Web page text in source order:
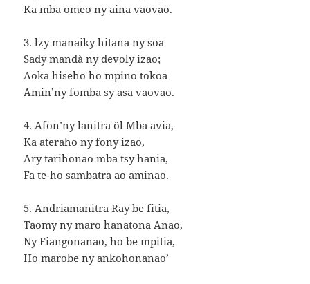
Ka mba omeo ny aina vaovao.
3. lzy manaiky hitana ny soa
Sady mandà ny devoly izao;
Aoka hiseho ho mpino tokoa
Amin’ny fomba sy asa vaovao.
4. Afon’ny lanitra ôl Mba avia,
Ka ateraho ny fony izao,
Ary tarihonao mba tsy hania,
Fa te-ho sambatra ao aminao.
5. Andriamanitra Ray be fitia,
Taomy ny maro hanatona Anao,
Ny Fiangonanao, ho be mpitia,
Ho marobe ny ankohonanao’